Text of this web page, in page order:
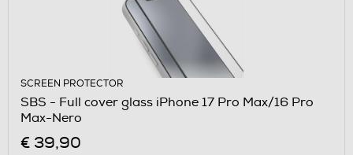
SCREEN PROTECTOR
SBS - Full cover glass iPhone 17 Pro Max/16 Pro
Max-Nero
€ 39,90